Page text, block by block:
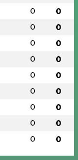
0 0
0 0
0 0
0 0
0 0
0 0
0 0
0 0
0 0